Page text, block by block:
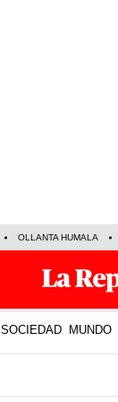
OLLANTA HUMALA
SOCIEDAD MUNDO